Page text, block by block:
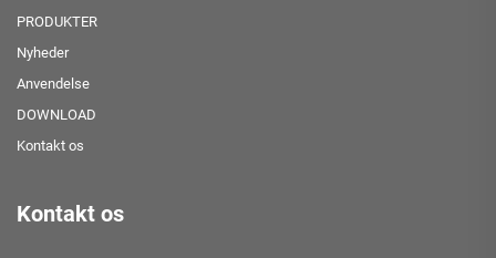
PRODUKTER
Nyheder
Anvendelse
DOWNLOAD
Kontakt os
Kontakt os